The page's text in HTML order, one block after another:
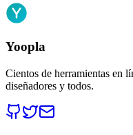
Yoopla
Cientos de herramientas en
diseñadores y todos.